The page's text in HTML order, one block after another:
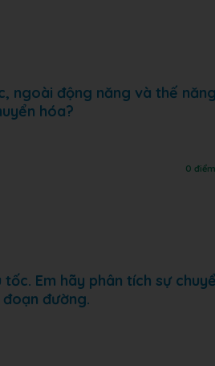
ngoài động năng và thế
hóa?
0 điểm
Em hãy phân tích sự
đường.